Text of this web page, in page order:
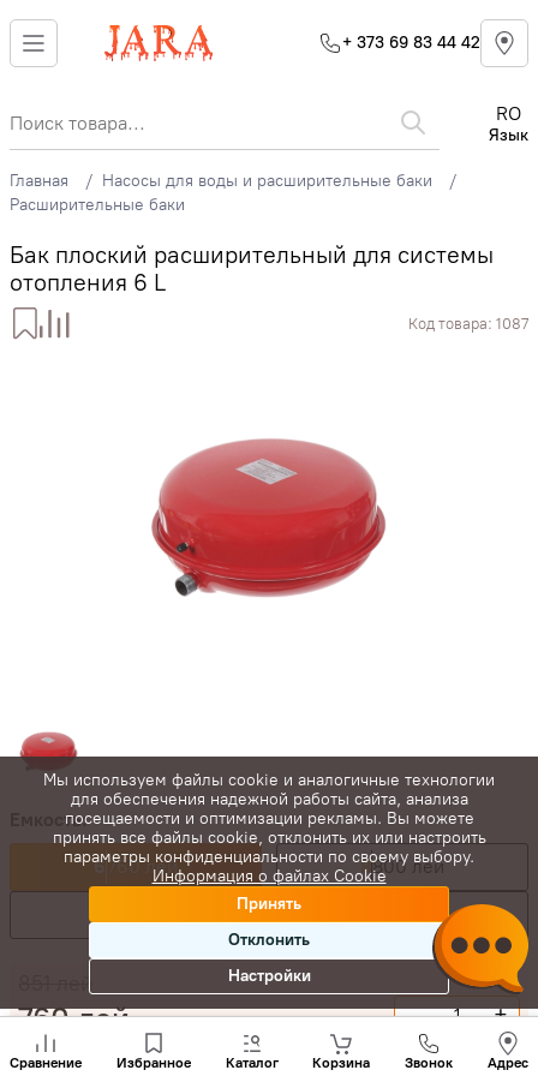
+ 373 69 83 44 42
RO
Язык
Главная
Насосы для воды и расширительные баки
Расширительные баки
Бак плоский расширительный для системы
отопления 6 L
Код товара: 1087
Емкость:
6760 лей 8800 лей
880 лей
760лей - +
Купить сейчас
Сравнение Избранное Каталог Корзина Звонок Адрес
нам
+(373)
Мы используем файлы cookie и аналогичные технологии
для обеспечения надежной работы сайта, анализа
посещаемости и оптимизации рекламы. Вы можете
принять все файлы cookie, отклонить их или настроить
параметры конфиденциальности по своему выбору.
Информация о файлах Cookie
Принять
Отклонить
Настройки